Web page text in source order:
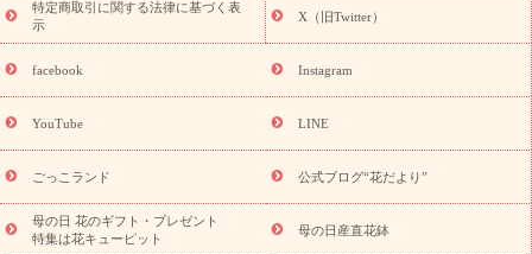
ペーン
映画『ウォーターガーディアンズ』コラボキャンペーン
「きょう誕生日なんです」キャンペーン
誕生日の花を探す
誕生日フラワーギフト 誕生日フラワーギフト特集
(トルコキキョウ)
9月の誕生花(リンドウ)
ら探す
お祝いの花特集 当日配達特急便 お祝い商品一覧
念日
結婚祝い 出産祝い 退院祝い・快気祝い
寿祝い
プチギフト ペットのお祝いフラワー
特定商取引に関する法律に基づく表
示
X（旧Twitter）
facebook Instagram
YouTube LINE
ごっこランド 公式ブログ“花だより”
母の日 花のギフト・プレゼント
特集は花キューピット
母の日産直花鉢